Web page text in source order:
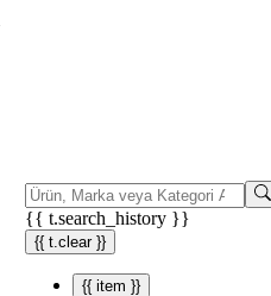
{{ t.search_history }}
{{ t.clear }}
{{ item }}